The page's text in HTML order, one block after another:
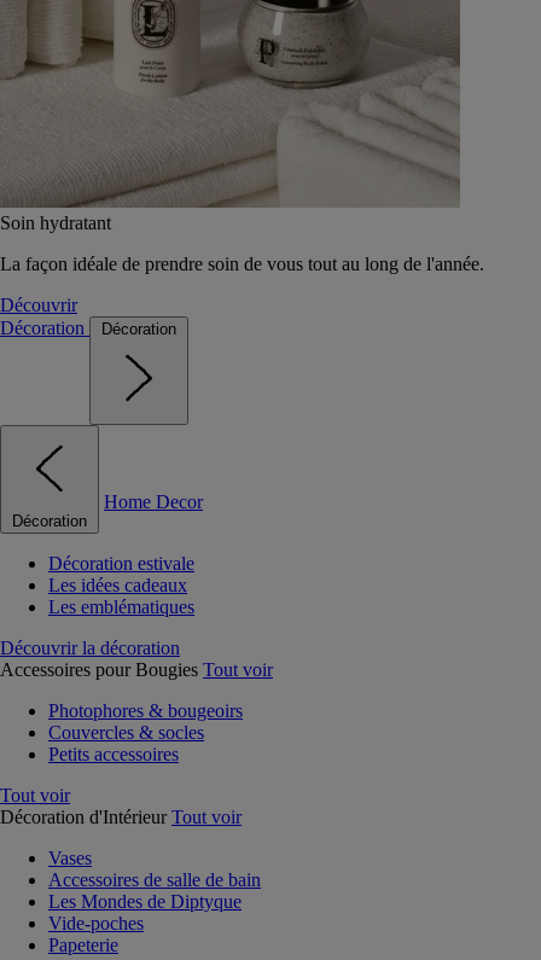
Soin hydratant
La façon idéale de prendre soin de vous tout au long de l'année.
Découvrir
Décoration
Décoration
Décoration
Home Decor
Décoration estivale
Les idées cadeaux
Les emblématiques
Découvrir la décoration
Accessoires pour Bougies Tout voir
Photophores & bougeoirs
Couvercles & socles
Petits accessoires
Tout voir
Décoration d'Intérieur Tout voir
Vases
Accessoires de salle de bain
Les Mondes de Diptyque
Vide-poches
Papeterie